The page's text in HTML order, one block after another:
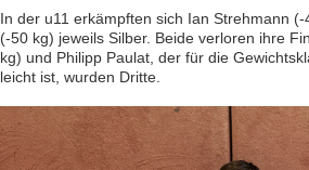
In der u11 erkämpften sich Ian Strehmann
(-50 kg) jeweils Silber. Beide verloren ihre
kg) und Philipp Paulat, der für die
leicht ist, wurden Dritte.